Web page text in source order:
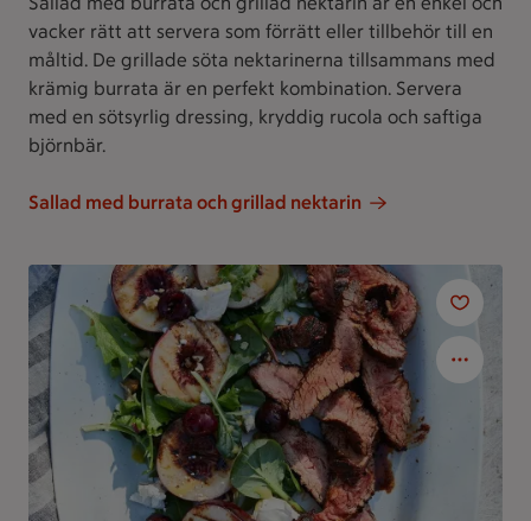
vacker rätt att servera som förrätt eller tillbehör till en
måltid. De grillade söta nektarinerna tillsammans med
krämig burrata är en perfekt kombination. Servera
med en sötsyrlig dressing, kryddig rucola och saftiga
björnbär.
Sallad med burrata och grillad nektarin